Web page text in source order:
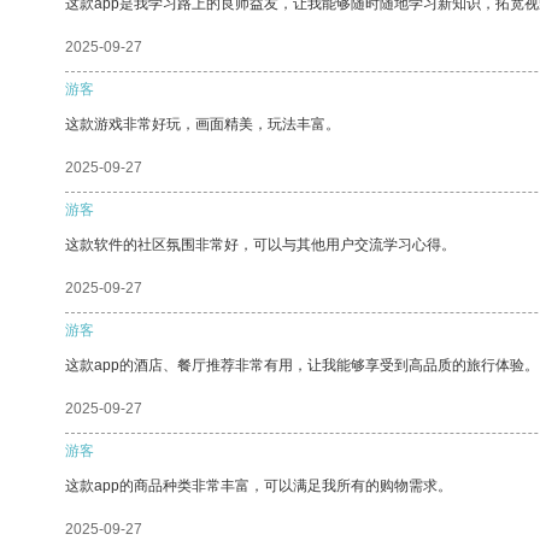
这款app是我学习路上的良师益友，让我能够随时随地学习新知识，拓宽
2025-09-27
游客
这款游戏非常好玩，画面精美，玩法丰富。
2025-09-27
游客
这款软件的社区氛围非常好，可以与其他用户交流学习心得。
2025-09-27
游客
这款app的酒店、餐厅推荐非常有用，让我能够享受到高品质的旅行体验。
2025-09-27
游客
这款app的商品种类非常丰富，可以满足我所有的购物需求。
2025-09-27